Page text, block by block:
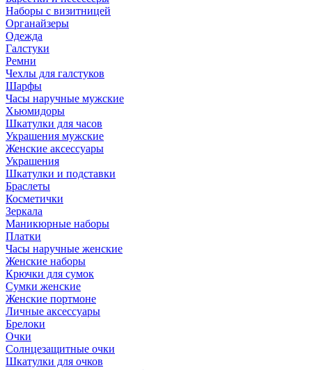
Наборы с визитницей
Органайзеры
Одежда
Галстуки
Ремни
Чехлы для галстуков
Шарфы
Часы наручные мужские
Хьюмидоры
Шкатулки для часов
Украшения мужские
Женские аксессуары
Украшения
Шкатулки и подставки
Браслеты
Косметички
Зеркала
Маникюрные наборы
Платки
Часы наручные женские
Женские наборы
Крючки для сумок
Сумки женские
Женские портмоне
Личные аксессуары
Брелоки
Очки
Солнцезащитные очки
Шкатулки для очков